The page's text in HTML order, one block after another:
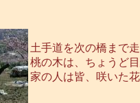
土手道を次の橋まで
桃の木は、ちょうど
家の人は皆、咲いた